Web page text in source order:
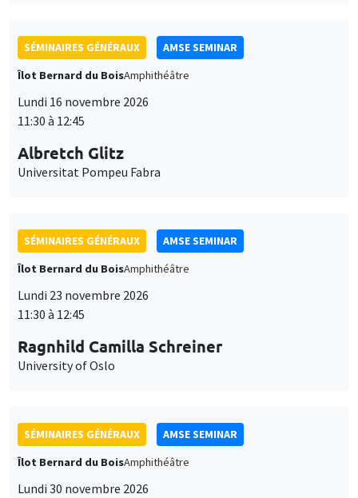
SÉMINAIRES GÉNÉRAUX
AMSE SEMINAR
Îlot Bernard du BoisAmphithéâtre
Lundi 16 novembre 2026
11:30 à 12:45
Albretch Glitz
Universitat Pompeu Fabra
SÉMINAIRES GÉNÉRAUX
AMSE SEMINAR
Îlot Bernard du BoisAmphithéâtre
Lundi 23 novembre 2026
11:30 à 12:45
Ragnhild Camilla Schreiner
University of Oslo
SÉMINAIRES GÉNÉRAUX
AMSE SEMINAR
Îlot Bernard du BoisAmphithéâtre
Lundi 30 novembre 2026